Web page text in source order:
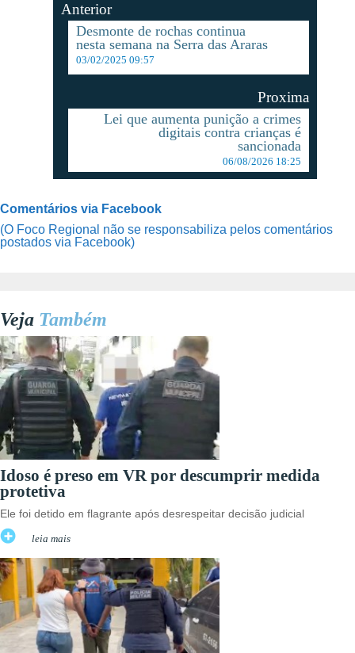
Anterior
Desmonte de rochas continua
nesta semana na Serra das Araras
03/02/2025 09:57
Proxima
Lei que aumenta punição a crimes
digitais contra crianças é
sancionada
06/08/2026 18:25
Comentários via Facebook
(O Foco Regional não se responsabiliza pelos comentários
postados via Facebook)
Veja Também
Idoso é preso em VR por descumprir medida
protetiva
Ele foi detido em flagrante após desrespeitar decisão judicial
leia mais